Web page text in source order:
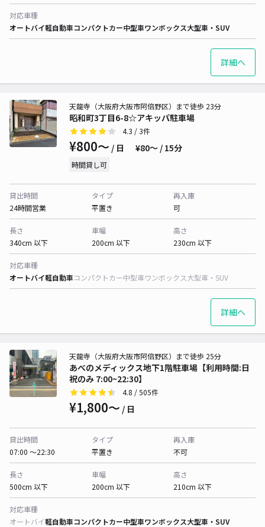
対応車種
オートバイ軽自動車コンパクトカー中型車ワンボックス大型車・SUV
詳細へ
昭和町3丁目6-8☆アキッパ駐車場
天龍寺（大阪府大阪市阿倍野区）まで徒歩 23分
4.3 / 3件
¥800〜 / 日 ¥80〜 / 15分
時間貸し可
貸出時間
24時間営業
タイプ
平置き
再入庫
可
長さ
340cm 以下
車幅
200cm 以下
高さ
230cm 以下
対応車種
オートバイ軽自動車コンパクトカー中型車ワンボックス大型車・SUV
詳細へ
あべのメディックス地下1階駐車場【利用時間:日
祝のみ 7:00~22:30】
天龍寺（大阪府大阪市阿倍野区）まで徒歩 25分
4.8 / 505件
¥1,800〜 / 日
貸出時間
07:00 〜22:30
タイプ
平置き
再入庫
不可
長さ
500cm 以下
車幅
200cm 以下
高さ
210cm 以下
対応車種
オートバイ軽自動車コンパクトカー中型車ワンボックス大型車・SUV